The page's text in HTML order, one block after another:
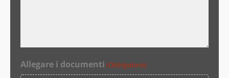
Allegare i documenti (Obbligatorio)